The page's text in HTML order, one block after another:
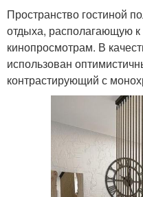
Пространство гостиной
отдыха, располагающую
кинопросмотрам. В
использован
контрастирующий с